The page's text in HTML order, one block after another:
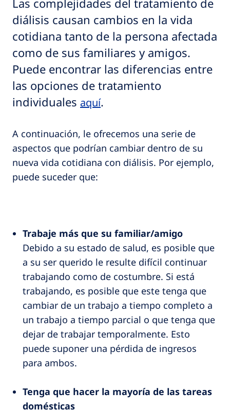
diálisis causan cambios en la vida
cotidiana tanto de la persona afectada
como de sus familiares y amigos.
Puede encontrar las diferencias entre
las opciones de tratamiento
individuales aquí.
A continuación, le ofrecemos una serie de
aspectos que podrían cambiar dentro de su
nueva vida cotidiana con diálisis. Por ejemplo,
puede suceder que:
Trabaje más que su familiar/amigo
Debido a su estado de salud, es posible que
a su ser querido le resulte difícil continuar
trabajando como de costumbre. Si está
trabajando, es posible que este tenga que
cambiar de un trabajo a tiempo completo a
un trabajo a tiempo parcial o que tenga que
dejar de trabajar temporalmente. Esto
puede suponer una pérdida de ingresos
para ambos.
Tenga que hacer la mayoría de las tareas
domésticas